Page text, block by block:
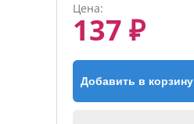
Цена:
137 ₽
Добавить в корзину